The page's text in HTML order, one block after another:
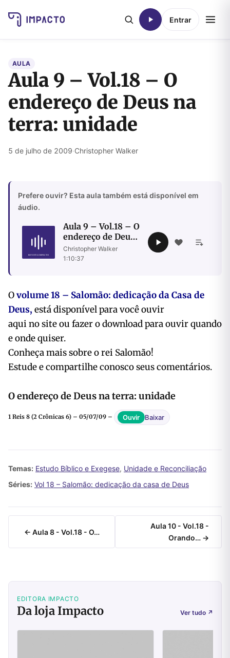
Entrar
AULA
Aula 9 – Vol.18 – O
endereço de Deus na
terra: unidade
5 de julho de 2009·Christopher Walker
Prefere ouvir? Esta aula também está disponível em
áudio.
Aula 9 – Vol.18 – O
endereço de Deus
na terra: unidade
Christopher Walker
1:10:37
Ovolume 18 – Salomão: dedicação da Casa de
Deus, está disponível para você ouvir
aqui no site ou fazer o download para ouvir quando
e onde quiser.
Conheça mais sobre o rei Salomão!
Estude e compartilhe conosco seus comentários.
O endereço de Deus na terra: unidade
1 Reis 8 (2 Crônicas 6) – 05/07/09 – Ouvir Baixar
Temas: Estudo Bíblico e Exegese, Unidade e Reconciliação
Séries: Vol 18 – Salomão: dedicação da casa de Deus
← Aula 8 - Vol.18 - O…
Aula 10 - Vol.18 -
Orando… →
EDITORA IMPACTO
Da loja Impacto Ver tudo ↗